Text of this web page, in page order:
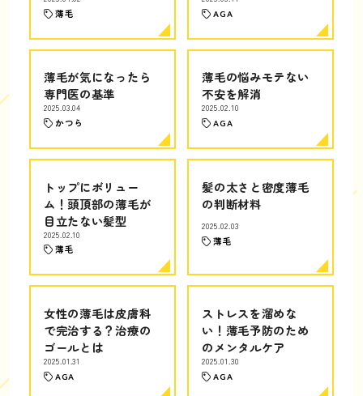
薄毛 AGA
薄毛が気になったら
専門医の基準
2025.03.04
かつら
薄毛の悩みモテない
不安を解消
2025.02.10
AGA
トップにボリュー
ム！頭頂部の薄毛が
目立たない髪型
2025.02.10
薄毛
髪の太さと密度薄毛
の判断材料
2025.02.03
薄毛
女性の薄毛は皮膚科
で完治する？治療の
ゴールとは
2025.01.31
AGA
ストレスを溜めな
い！薄毛予防のため
のメンタルケア
2025.01.30
AGA